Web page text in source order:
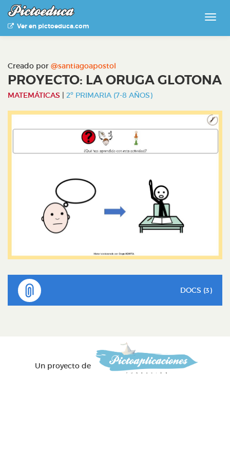
Ver en pictoeduca.com
Creado por @santiagoapostol
PROYECTO: LA ORUGA GLOTONA
MATEMÁTICAS | 2º PRIMARIA (7-8 AÑOS)
DOCS (3)
Un proyecto de